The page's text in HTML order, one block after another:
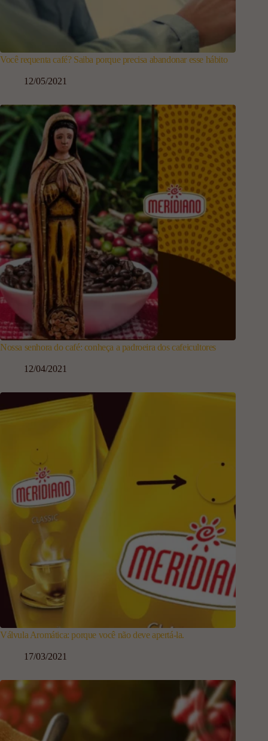
Você requenta café? Saiba porque precisa abandonar esse hábito
12/05/2021
Nossa senhora do café: conheça a padroeira dos cafeicultores
12/04/2021
Válvula Aromática: porque você não deve apertá-la.
17/03/2021